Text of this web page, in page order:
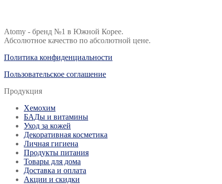
Atomy - бренд №1 в Южной Корее.
Абсолютное качество по абсолютной цене.
Политика конфиденциальности
Пользовательское соглашение
Продукция
Хемохим
БАДы и витамины
Уход за кожей
Декоративная косметика
Личная гигиена
Продукты питания
Товары для дома
Доставка и оплата
Акции и скидки